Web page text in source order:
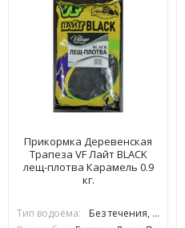
Прикормка Деревенская
Трапеза VF Лайт BLACK
лещ-плотва Карамель 0.9
кг.
Тип водоёма:
Без течения, С течением